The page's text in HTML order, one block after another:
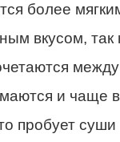
более
вкусом, так
и чаще
пробует